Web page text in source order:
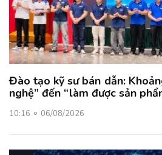
Đào tạo kỹ sư bán dẫn:
nghệ” đến “làm được sản
10:16 06/08/2026